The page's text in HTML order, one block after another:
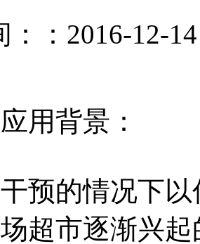
：：2016-12-
背景：
的情况下以
超市逐渐兴